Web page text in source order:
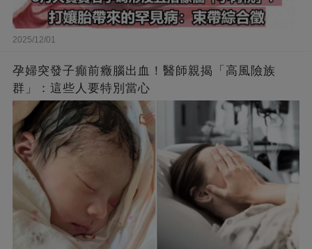
2025/12/01
孕婦突發子癲前癥腦出血！醫師親揭「高風險族
群」：這些人要特別當心